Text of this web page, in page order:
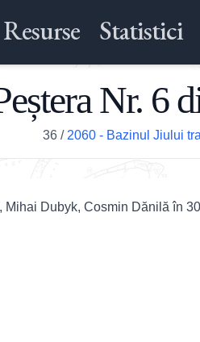
Resurse Statistici
Nr. 6
36/ 2060 - Bazinul Jiului
Dubyk, Cosmin Dănilă în